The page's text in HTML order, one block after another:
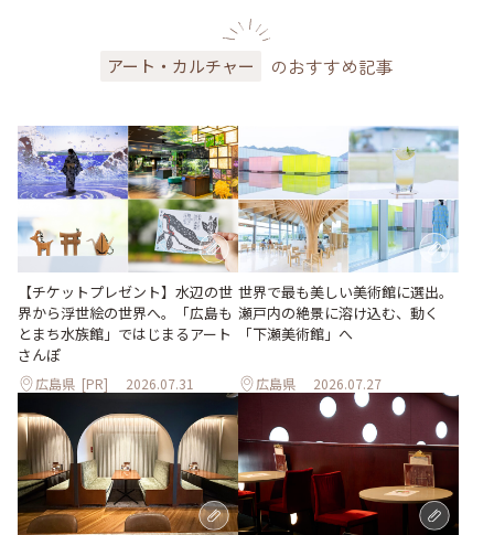
アート・カルチャー のおすすめ記事
【チケットプレゼント】水辺の世
界から浮世絵の世界へ。「広島も
とまち水族館」ではじまるアート
さんぽ
広島県 [PR] 2026.07.31
世界で最も美しい美術館に選出。
瀬戸内の絶景に溶け込む、動く
「下瀬美術館」へ
広島県 2026.07.27